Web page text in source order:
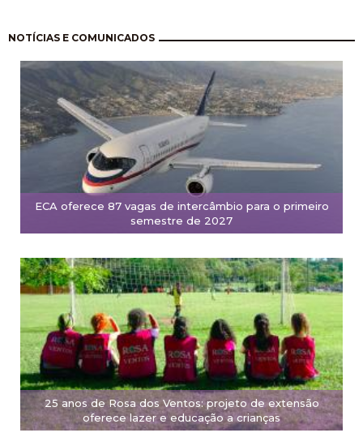
NOTÍCIAS E COMUNICADOS
ECA oferece 87 vagas de intercâmbio para o primeiro
semestre de 2027
25 anos de Rosa dos Ventos: projeto de extensão
oferece lazer e educação a crianças
Paginação